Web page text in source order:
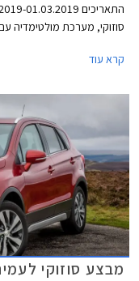
סוזוקי, מערכת מולטימדיה
קרא עוד
מבצע סוזוקי לעמיתי